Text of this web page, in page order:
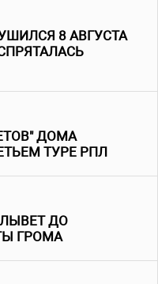
8 АВГУСТА
ДОМА
ТУРЕ РПЛ
ДО
ГРОМА